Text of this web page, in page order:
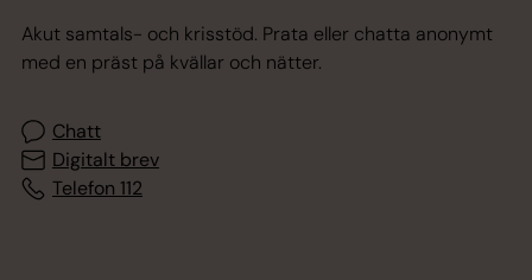
Akut samtals- och krisstöd. Prata eller chatta anonymt
med en präst på kvällar och nätter.
Chatt
Digitalt brev
Telefon 112